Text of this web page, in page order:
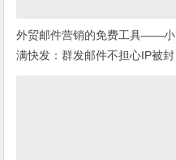
外贸邮件营销的免费工具——小
满快发：群发邮件不担心IP被封